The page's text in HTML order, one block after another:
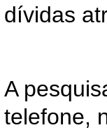
dívidas
A
telefone,